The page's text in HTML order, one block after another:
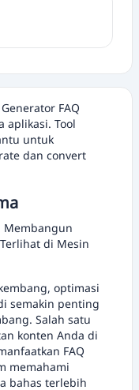
FAQ
aplikasi. Tool
untuk
dan convert
Membangun
di Mesin
optimasi
semakin penting
Salah satu
konten Anda di
FAQ
memahami
bahas terlebih